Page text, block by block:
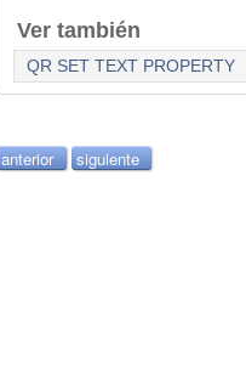
Ver también
QR SET TEXT PROPERTY
anterior siguiente